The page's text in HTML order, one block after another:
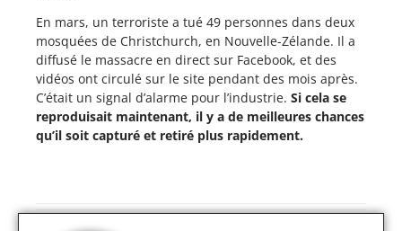
En mars, un terroriste a tué 49 personnes dans deux
mosquées de Christchurch, en Nouvelle-Zélande. Il a
diffusé le massacre en direct sur Facebook, et des
vidéos ont circulé sur le site pendant des mois après.
C’était un signal d’alarme pour l’industrie. Si cela se
reproduisait maintenant, il y a de meilleures chances
qu’il soit capturé et retiré plus rapidement.